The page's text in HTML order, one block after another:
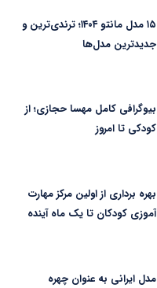
۱۵ مدل مانتو ۱۴۰۴؛ ترندی‌ترین و
جدیدترین مدل‌ها
بیوگرافی کامل مهسا حجازی؛ از
کودکی تا امروز
بهره برداری از اولین مرکز مهارت
آموزی کودکان تا یک ماه آینده
مدل ایرانی به عنوان چهره